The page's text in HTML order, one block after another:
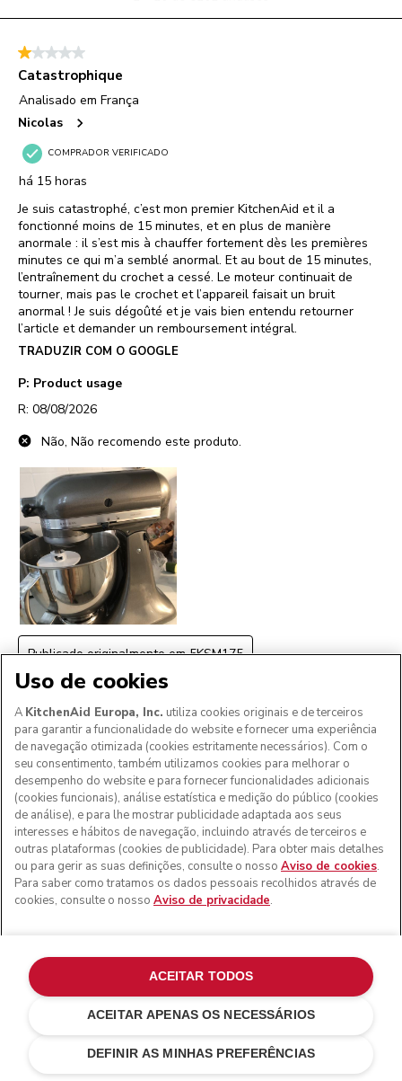
€ 649,00
Uso de cookies
A KitchenAid Europa, Inc. utiliza cookies originais e de terceiros
para garantir a funcionalidade do website e fornecer uma experiência
de navegação otimizada (cookies estritamente necessários). Com o
seu consentimento, também utilizamos cookies para melhorar o
desempenho do website e para fornecer funcionalidades adicionais
(cookies funcionais), análise estatística e medição do público (cookies
de análise), e para lhe mostrar publicidade adaptada aos seus
interesses e hábitos de navegação, incluindo através de terceiros e
outras plataformas (cookies de publicidade). Para obter mais detalhes
ou para gerir as suas definições, consulte o nosso Aviso de cookies.
Para saber como tratamos os dados pessoais recolhidos através de
cookies, consulte o nosso Aviso de privacidade.
DEFINIR AS MINHAS PREFERÊNCIAS
ACEITAR APENAS OS NECESSÁRIOS
ACEITAR TODOS